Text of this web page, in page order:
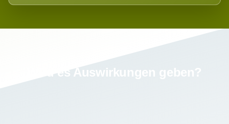
Wird es Auswirkungen geben?